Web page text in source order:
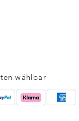
wählbar